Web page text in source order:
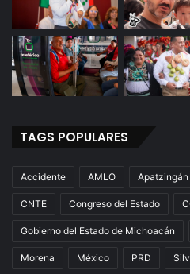
TAGS POPULARES
Accidente AMLO Apatzingán
CNTE Congreso del Estado
Gobierno del Estado de Michoacán
Morena México PRD